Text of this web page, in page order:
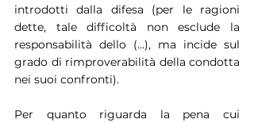
introdotti dalla difesa (per le ragioni
dette, tale difficoltà non esclude la
responsabilità dello (...), ma incide sul
grado di rimproverabilità della condotta
nei suoi confronti).
Per quanto riguarda la pena cui